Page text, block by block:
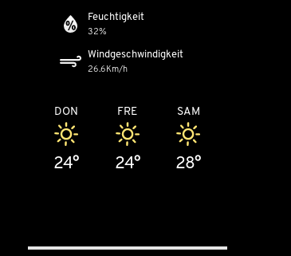
Feuchtigkeit
32%
Windgeschwindigkeit
26.6Km/h
DON
24°
FRE
24°
SAM
28°